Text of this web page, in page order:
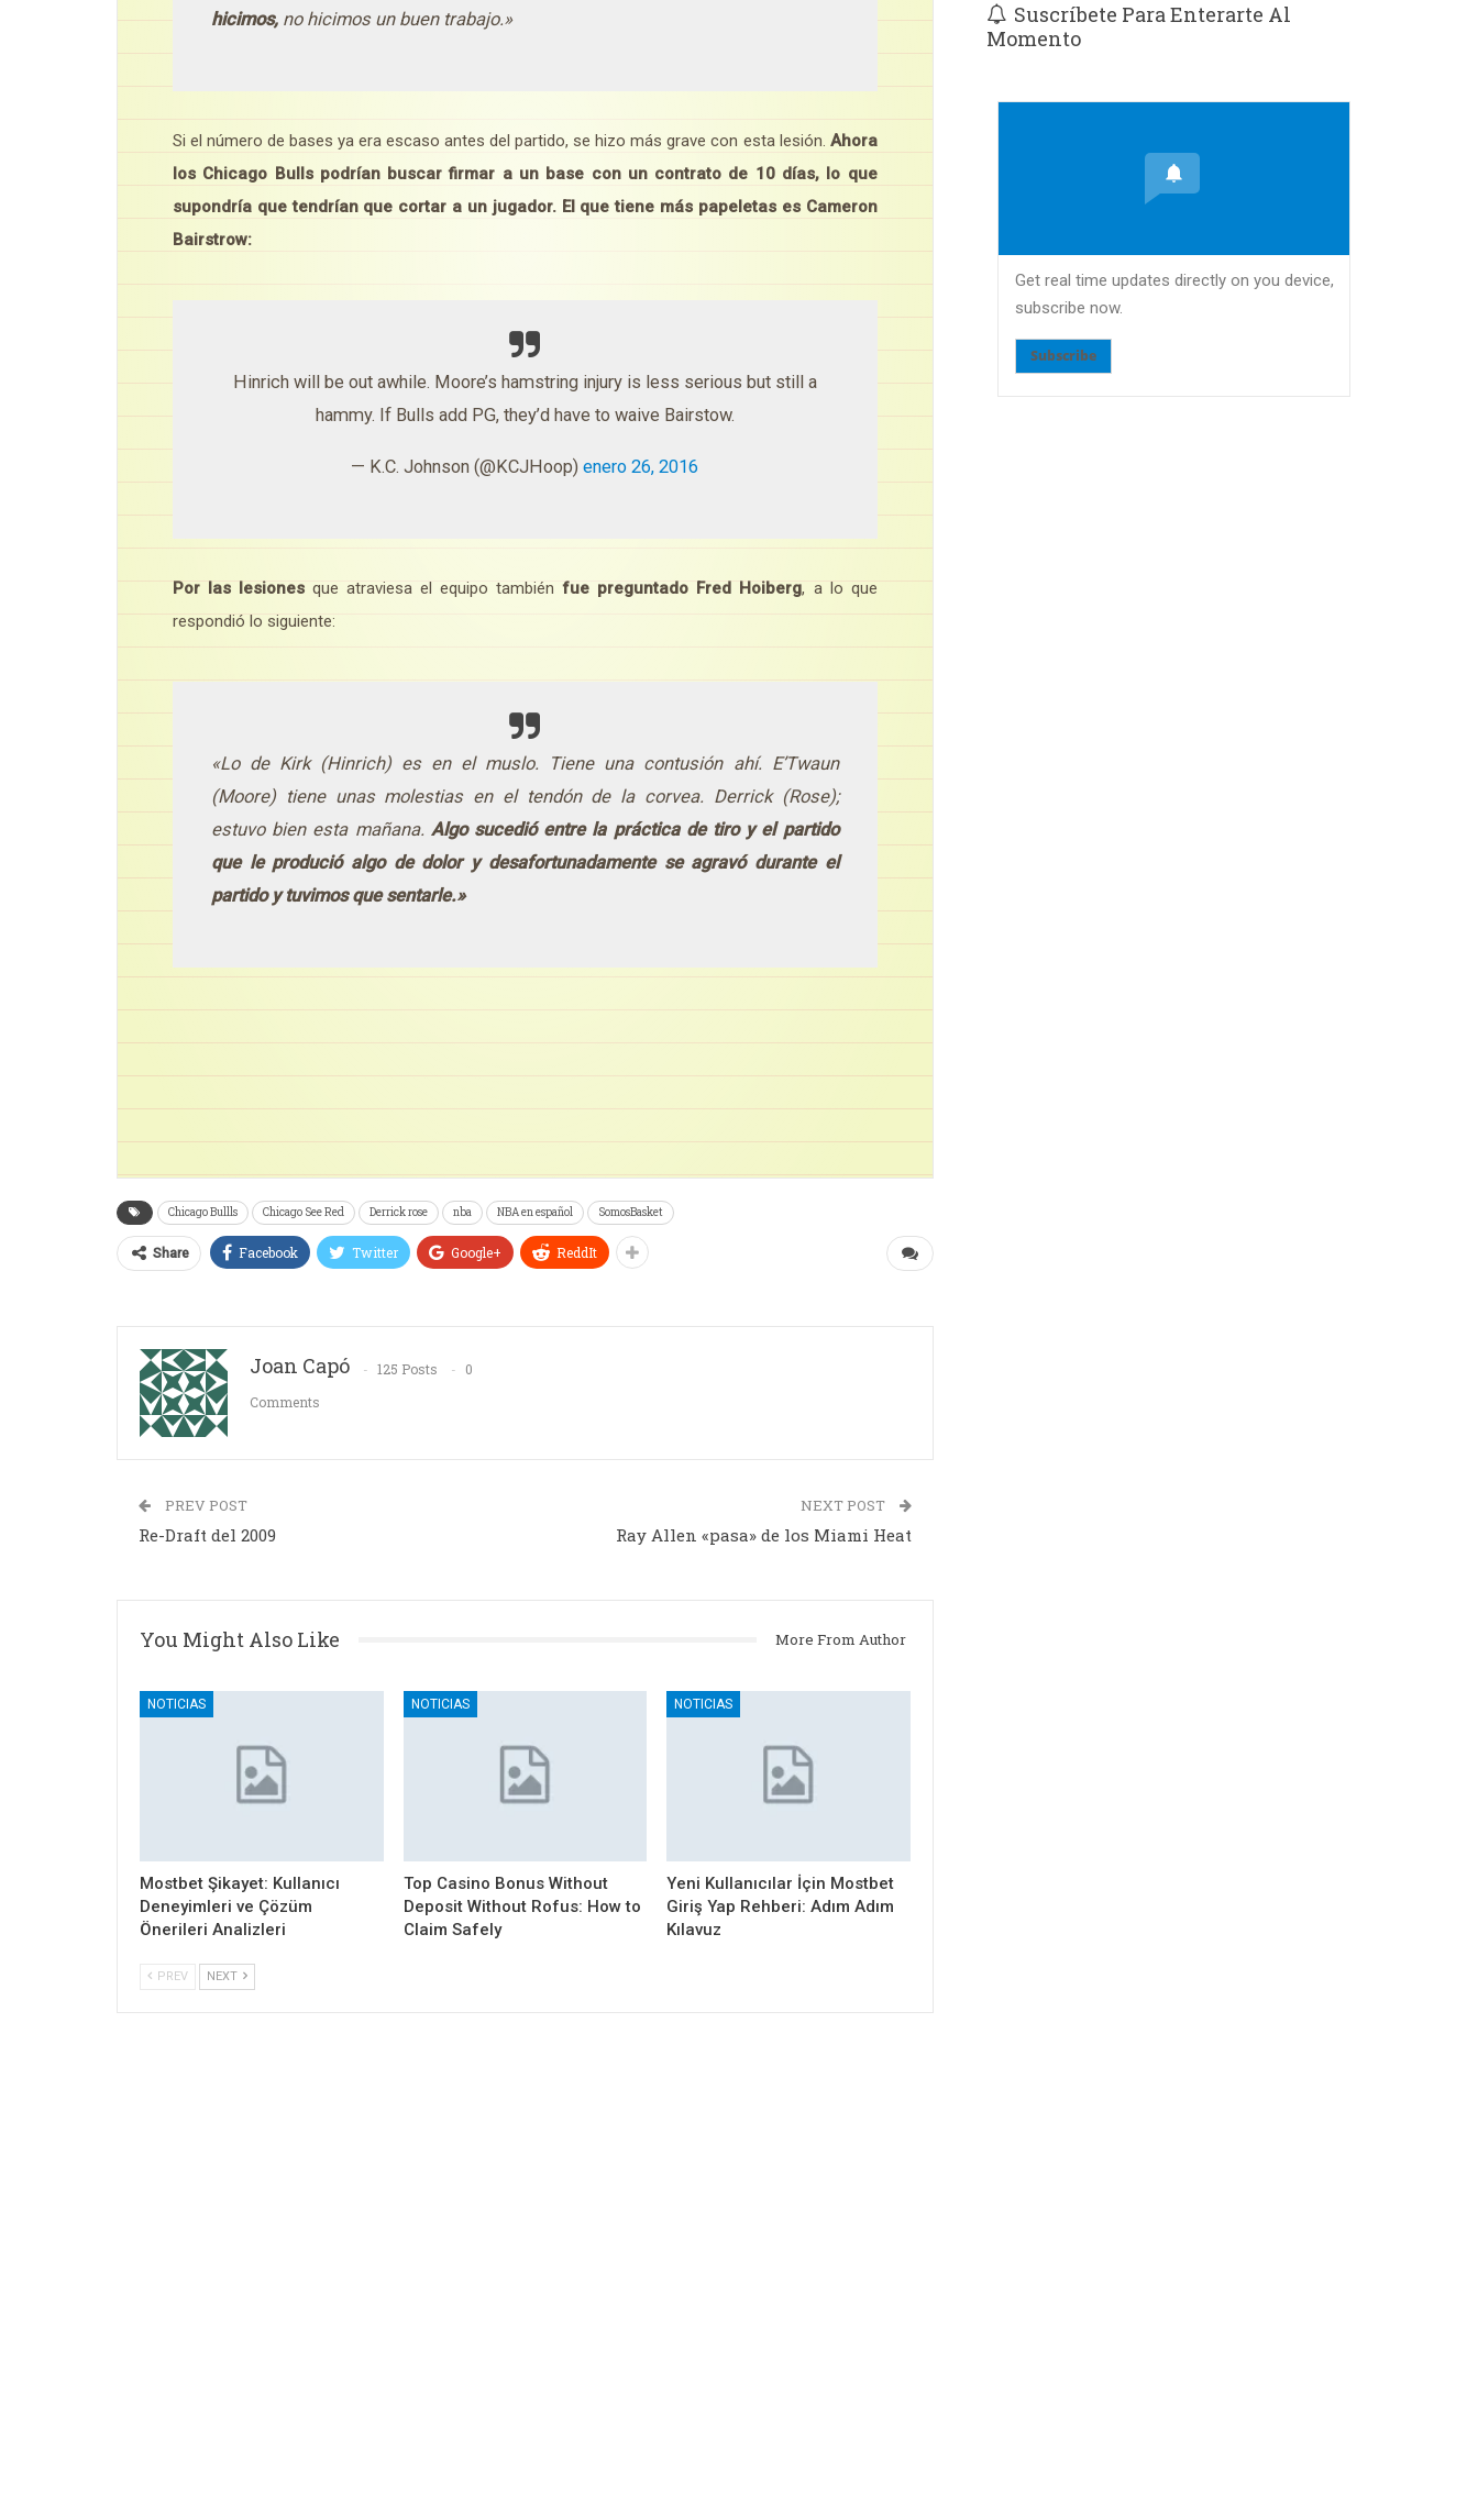
hicimos, no hicimos un buen trabajo.»
Si el número de bases ya era escaso antes del partido, se hizo más grave con esta lesión. Ahora
los Chicago Bulls podrían buscar firmar a un base con un contrato de 10 días, lo que
supondría que tendrían que cortar a un jugador. El que tiene más papeletas es Cameron
Bairstrow:
Hinrich will be out awhile. Moore’s hamstring injury is less serious but still a
hammy. If Bulls add PG, they’d have to waive Bairstow.
— K.C. Johnson (@KCJHoop)enero 26, 2016
Por las lesiones que atraviesa el equipo también fue preguntado Fred Hoiberg, a lo que
respondió lo siguiente:
«Lo de Kirk (Hinrich) es en el muslo. Tiene una contusión ahí. E’Twaun
(Moore) tiene unas molestias en el tendón de la corvea. Derrick (Rose);
estuvo bien esta mañana. Algo sucedió entre la práctica de tiro y el partido
que le produció algo de dolor y desafortunadamente se agravó durante el
partido y tuvimos que sentarle.»
Chicago Bullls Chicago See Red Derrick rose nba NBA en español SomosBasket
Share Facebook Twitter Google+ ReddIt
Joan Capó 125 Posts
0
Comments
PREV POST
Re-Draft del 2009
NEXT POST
Ray Allen «pasa» de los Miami Heat
You Might Also Like More From Author
NOTICIAS
Mostbet Şikayet: Kullanıcı
Deneyimleri ve Çözüm
Önerileri Analizleri
NOTICIAS
Top Casino Bonus Without
Deposit Without Rofus: How to
Claim Safely
NOTICIAS
Yeni Kullanıcılar İçin Mostbet
Giriş Yap Rehberi: Adım Adım
Kılavuz
PREV NEXT
Suscríbete Para Enterarte Al
Momento
Get real time updates directly on you device,
subscribe now.
Subscribe